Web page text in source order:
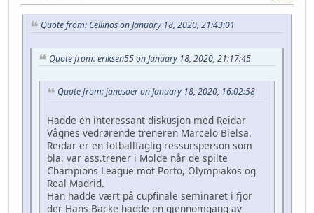
Quote from: Cellinos on January 18, 2020, 21:43:01
Quote from: eriksen55 on January 18, 2020, 21:17:45
Quote from: janesoer on January 18, 2020, 16:02:58
Hadde en interessant diskusjon med Reidar
Vågnes vedrørende treneren Marcelo Bielsa.
Reidar er en fotballfaglig ressursperson som
bla. var ass.trener i Molde når de spilte
Champions League mot Porto, Olympiakos og
Real Madrid.
Han hadde vært på cupfinale seminaret i fjor
der Hans Backe hadde en gjennomgang av